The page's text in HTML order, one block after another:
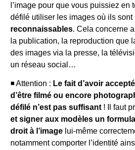
l’image pour que vous puissiez en
défilé utiliser les images où ils sont
reconnaissables. Cela concerne
la publication, la reproduction que
des images via la presse, la
un réseau social…
◾️ Attention : Le fait d’avoir
d’être filmé ou encore
défilé n’est pas suffisant ! Il faut
et signer aux modèles un
droit à l’image lui-même
notamment comporter l’identité